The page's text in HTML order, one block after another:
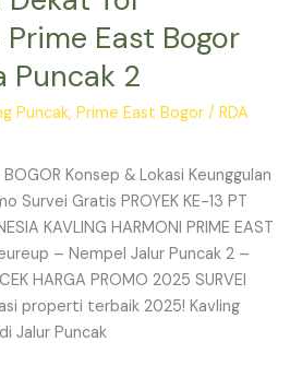
East Bogor
Puncak 2
Puncak,Prime East Bogor /RDA
BOGOR Konsep & Lokasi Keunggulan
Survei Gratis PROYEK KE-13 PT
KAVLING HARMONI PRIME EAST
– Nempel Jalur Puncak 2 –
HARGA PROMO 2025 SURVEI
properti terbaik 2025! Kavling
Jalur Puncak